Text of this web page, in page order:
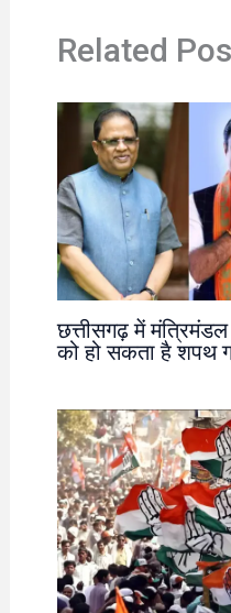
Related
छत्तीसगढ़ में
को हो सकता है शपथ